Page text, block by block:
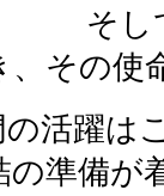
そして
、その使
活躍は
の準備が